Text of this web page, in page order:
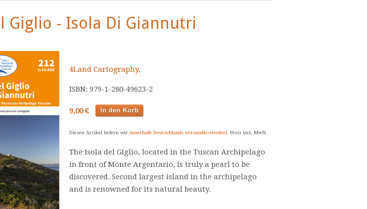
Giglio - Isola Di Giannutri
4Land Cartography,
ISBN: 979-1-280-49623-2
9,00 €
Diesen Artikel liefern wir innerhalb Deutschlands versandkostenfrei. Preis incl. MwSt.
The Isola del Giglio, located in the Tuscan Archipelago
in front of Monte Argentario, is truly a pearl to be
discovered. Second largest island in the archipelago
and is renowned for its natural beauty.